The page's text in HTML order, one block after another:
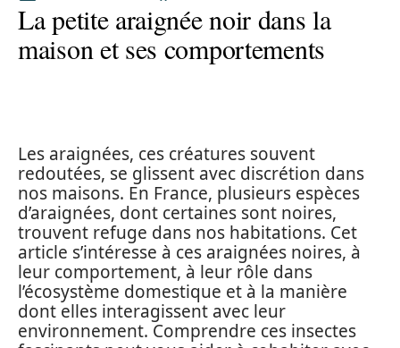
La petite araignée noir dans la
maison et ses comportements
Les araignées, ces créatures souvent
redoutées, se glissent avec discrétion dans
nos maisons. En France, plusieurs espèces
d’araignées, dont certaines sont noires,
trouvent refuge dans nos habitations. Cet
article s’intéresse à ces araignées noires, à
leur comportement, à leur rôle dans
l’écosystème domestique et à la manière
dont elles interagissent avec leur
environnement. Comprendre ces insectes